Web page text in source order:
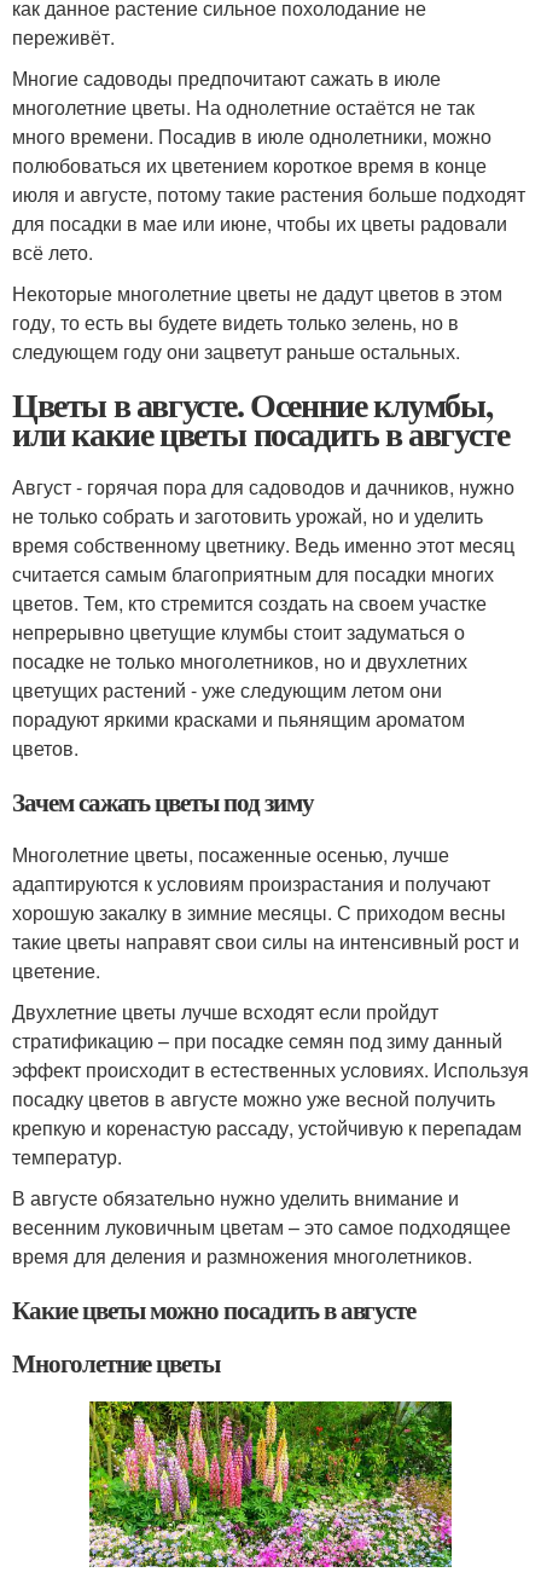
как данное растение сильное похолодание не
переживёт.
Многие садоводы предпочитают сажать в июле
многолетние цветы. На однолетние остаётся не так
много времени. Посадив в июле однолетники, можно
полюбоваться их цветением короткое время в конце
июля и августе, потому такие растения больше подходят
для посадки в мае или июне, чтобы их цветы радовали
всё лето.
Некоторые многолетние цветы не дадут цветов в этом
году, то есть вы будете видеть только зелень, но в
следующем году они зацветут раньше остальных.
Цветы в августе. Осенние клумбы,
или какие цветы посадить в августе
Август - горячая пора для садоводов и дачников, нужно
не только собрать и заготовить урожай, но и уделить
время собственному цветнику. Ведь именно этот месяц
считается самым благоприятным для посадки многих
цветов. Тем, кто стремится создать на своем участке
непрерывно цветущие клумбы стоит задуматься о
посадке не только многолетников, но и двухлетних
цветущих растений - уже следующим летом они
порадуют яркими красками и пьянящим ароматом
цветов.
Зачем сажать цветы под зиму
Многолетние цветы, посаженные осенью, лучше
адаптируются к условиям произрастания и получают
хорошую закалку в зимние месяцы. С приходом весны
такие цветы направят свои силы на интенсивный рост и
цветение.
Двухлетние цветы лучше всходят если пройдут
стратификацию – при посадке семян под зиму данный
эффект происходит в естественных условиях. Используя
посадку цветов в августе можно уже весной получить
крепкую и коренастую рассаду, устойчивую к перепадам
температур.
В августе обязательно нужно уделить внимание и
весенним луковичным цветам – это самое подходящее
время для деления и размножения многолетников.
Какие цветы можно посадить в августе
Многолетние цветы